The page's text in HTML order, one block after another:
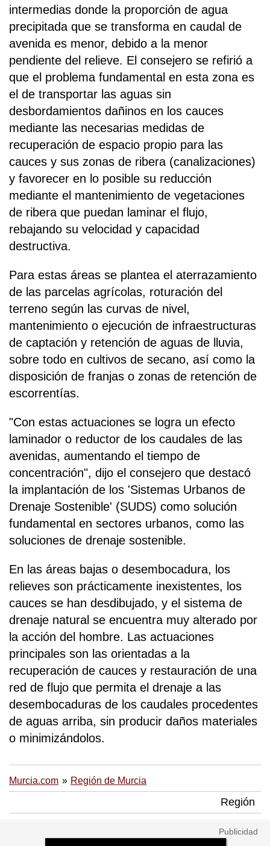
intermedias donde la proporción de agua
precipitada que se transforma en caudal de
avenida es menor, debido a la menor
pendiente del relieve. El consejero se refirió a
que el problema fundamental en esta zona es
el de transportar las aguas sin
desbordamientos dañinos en los cauces
mediante las necesarias medidas de
recuperación de espacio propio para las
cauces y sus zonas de ribera (canalizaciones)
y favorecer en lo posible su reducción
mediante el mantenimiento de vegetaciones
de ribera que puedan laminar el flujo,
rebajando su velocidad y capacidad
destructiva.
Para estas áreas se plantea el aterrazamiento
de las parcelas agrícolas, roturación del
terreno según las curvas de nivel,
mantenimiento o ejecución de infraestructuras
de captación y retención de aguas de lluvia,
sobre todo en cultivos de secano, así como la
disposición de franjas o zonas de retención de
escorrentías.
"Con estas actuaciones se logra un efecto
laminador o reductor de los caudales de las
avenidas, aumentando el tiempo de
concentración", dijo el consejero que destacó
la implantación de los 'Sistemas Urbanos de
Drenaje Sostenible' (SUDS) como solución
fundamental en sectores urbanos, como las
soluciones de drenaje sostenible.
En las áreas bajas o desembocadura, los
relieves son prácticamente inexistentes, los
cauces se han desdibujado, y el sistema de
drenaje natural se encuentra muy alterado por
la acción del hombre. Las actuaciones
principales son las orientadas a la
recuperación de cauces y restauración de una
red de flujo que permita el drenaje a las
desembocaduras de los caudales procedentes
de aguas arriba, sin producir daños materiales
o minimizándolos.
Murcia.com Región de Murcia
Región